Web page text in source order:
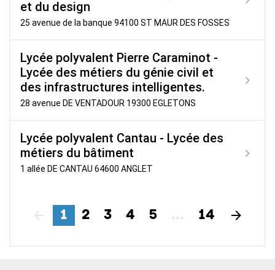
et du design
25 avenue de la banque 94100 ST MAUR DES FOSSES
Lycée polyvalent Pierre Caraminot -
Lycée des métiers du génie civil et
des infrastructures intelligentes.
28 avenue DE VENTADOUR 19300 EGLETONS
Lycée polyvalent Cantau - Lycée des
métiers du bâtiment
1 allée DE CANTAU 64600 ANGLET
Précédent
1 2 3 4 5 ... 14